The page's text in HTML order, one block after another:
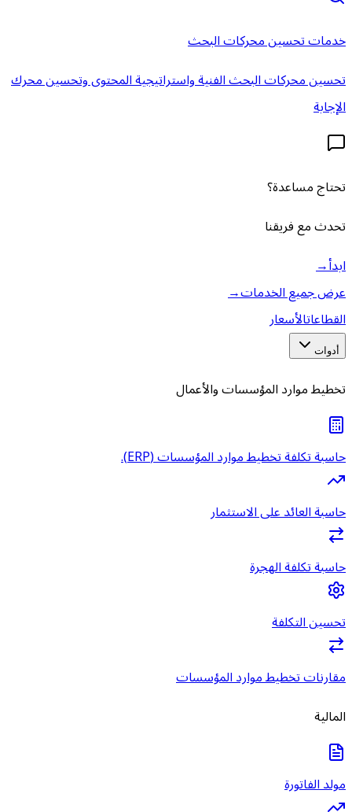
خدمات تحسين محركات البحث
تحسين محركات البحث الفنية واستراتيجية المحتوى وتحسين محرك
الإجابة
تحتاج مساعدة؟
تحدث مع فريقنا
ابدأ→
عرض جميع الخدمات→
القطاعاتالأسعار
أدوات
تخطيط موارد المؤسسات والأعمال
حاسبة تكلفة تخطيط موارد المؤسسات (ERP).
حاسبة العائد على الاستثمار
حاسبة تكلفة الهجرة
تحسين التكلفة
مقارنات تخطيط موارد المؤسسات
المالية
مولد الفاتورة